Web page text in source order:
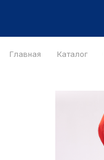
Главная Каталог